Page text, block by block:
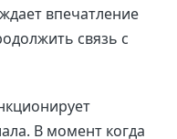
впечатление
связь с
В момент когда